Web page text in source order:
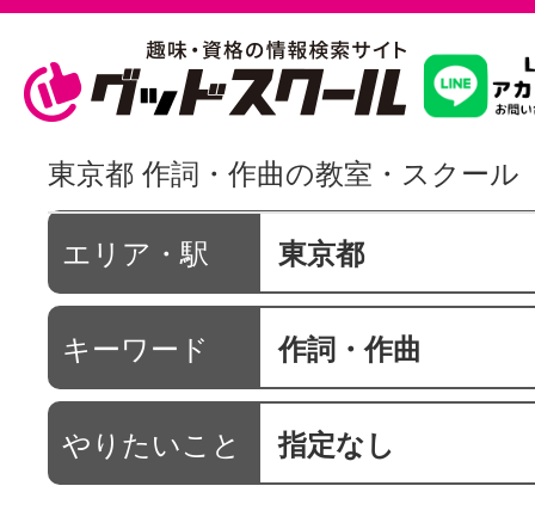
習いたいこ
スクールを
駅・路線か
通信講座を
東京都 作詞・作曲の教室・スクール
エリア・駅 東京都
キーワード 作詞・作曲
やりたいこと 指定なし